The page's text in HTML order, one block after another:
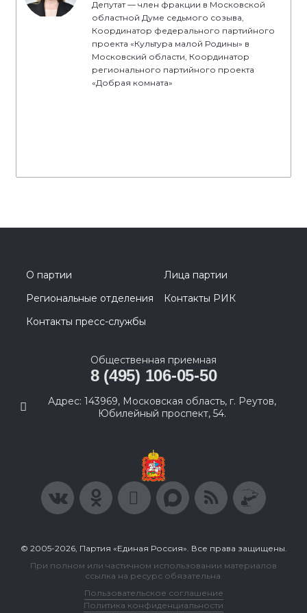
Депутат — член фракции в Московской
областной Думе седьмого созыва,
Координатор федерального партийного
проекта «Культура малой Родины» в
Московский области, Координатор
регионального партийного проекта
«Добрая комната»
О партии
Лица партии
Региональные отделения
Контакты РИК
Контакты пресс-службы
Общественная приемная
8 (495) 106-05-50
Адрес: 143969, Московская область, г. Реутов,
Юбилейный проспект, 54.
© 2005-2026, Партия «Единая Россия». Все права защищены.
При полном или частичном использовании материалов
ссылка на ресурс обязательна.
Пользовательское соглашение
Политика конфиденциальности